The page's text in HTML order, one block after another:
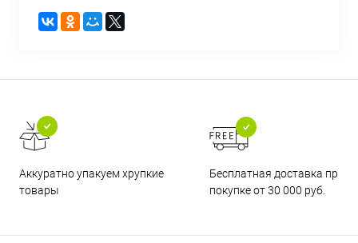
Аккуратно упакуем хрупкие
товары
Бесплатная доставка при
покупке от 30 000 руб.